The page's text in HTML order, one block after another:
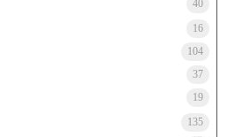
40
16
104
37
19
135